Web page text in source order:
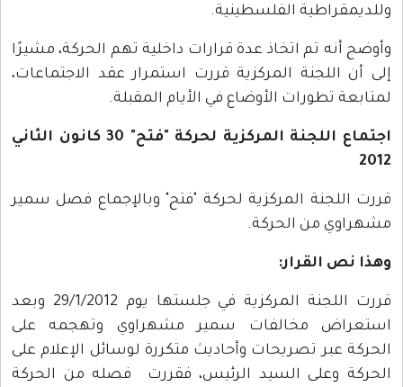
وللديمقراطية الفلسطينية.
وأوضح أنه تم اتخاذ عدة قرارات داخلية تهم الحركة، مشيرًا
إلى أن اللجنة المركزية قررت استمرار عقد الاجتماعات،
لمتابعة تطورات الأوضاع في الأيام المقبلة.
اجتماع اللجنة المركزية لحركة "فتح" 30 كانون الثاني
2012
قررت اللجنة المركزية لحركة "فتح" وبالإجماع فصل سمير
مشهراوي من الحركة.
وهذا نص القرار:
قررت اللجنة المركزية في جلستها يوم 29/1/2012 وبعد
استعراض مخالفات سمير مشهراوي وتهجمه على
الحركة عبر تصريحات وأحاديث متكررة لوسائل الإعلام على
الحركة وعلى السيد الرئيس، فقررت فصله من الحركة